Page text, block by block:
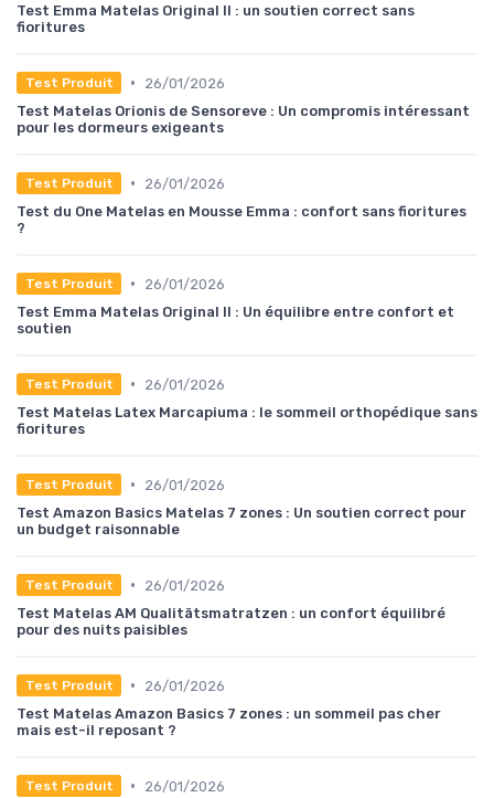
Test Emma Matelas Original II : un soutien correct sans
fioritures
Test Produit •
26/01/2026
Test Matelas Orionis de Sensoreve : Un compromis intéressant
pour les dormeurs exigeants
Test Produit •
26/01/2026
Test du One Matelas en Mousse Emma : confort sans fioritures
?
Test Produit •
26/01/2026
Test Emma Matelas Original II : Un équilibre entre confort et
soutien
Test Produit •
26/01/2026
Test Matelas Latex Marcapiuma : le sommeil orthopédique sans
fioritures
Test Produit •
26/01/2026
Test Amazon Basics Matelas 7 zones : Un soutien correct pour
un budget raisonnable
Test Produit •
26/01/2026
Test Matelas AM Qualitätsmatratzen : un confort équilibré
pour des nuits paisibles
Test Produit •
26/01/2026
Test Matelas Amazon Basics 7 zones : un sommeil pas cher
mais est-il reposant ?
Test Produit •
26/01/2026